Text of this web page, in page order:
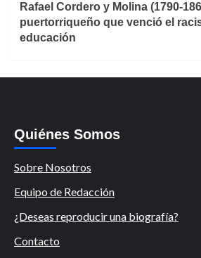
Rafael Cordero y Molina (1790-
puertorriqueño que venció el
educación
Quiénes Somos
Sobre Nosotros
Equipo de Redacción
¿Deseas reproducir una biografía?
Contacto